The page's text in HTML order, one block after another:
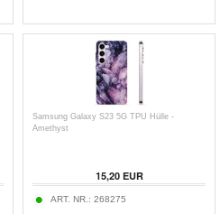
Samsung Galaxy S23 5G TPU Hülle -
Amethyst
15,20EUR
ART. NR.: 268275